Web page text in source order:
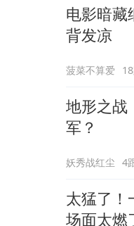
电影暗藏
背发凉
菠菜不算爱
地形之战
军？
妖秀战红尘 4
太猛了！
场面太燃